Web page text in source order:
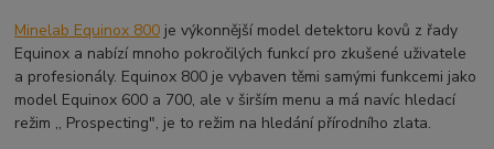
Minelab Equinox 800 je výkonnější model detektoru kovů z řady
Equinox a nabízí mnoho pokročilých funkcí pro zkušené uživatele
a profesionály. Equinox 800 je vybaven těmi samými funkcemi jako
model Equinox 600 a 700, ale v širším menu a má navíc hledací
režim ,, Prospecting", je to režim na hledání přírodního zlata.